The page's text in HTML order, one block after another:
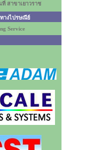
สาขาเยาวราช
างไปรษณีย์
Service